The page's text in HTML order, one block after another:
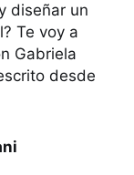
diseñar un
Te voy a
Gabriela
desde